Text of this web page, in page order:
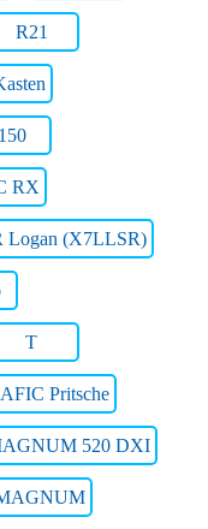
R21
RX
Logan (X7LLSR)
T
Pritsche
520 DXI